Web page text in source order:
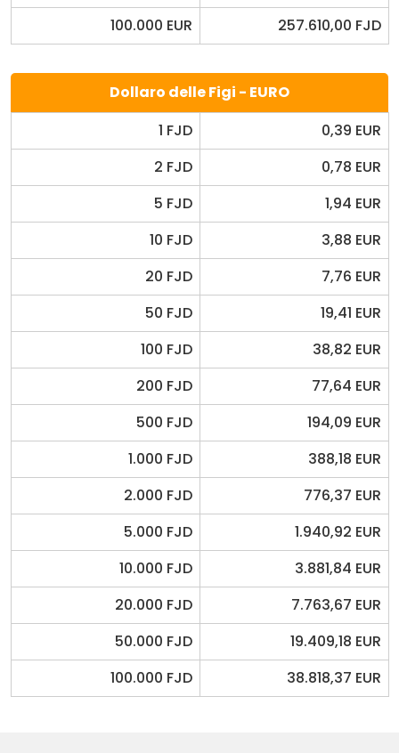
100.000 EUR
257.610,00 FJD
Dollaro delle Figi - EURO
1 FJD
0,39 EUR
2 FJD
0,78 EUR
5 FJD
1,94 EUR
10 FJD
3,88 EUR
20 FJD
7,76 EUR
50 FJD
19,41 EUR
100 FJD
38,82 EUR
200 FJD
77,64 EUR
500 FJD
194,09 EUR
1.000 FJD
388,18 EUR
2.000 FJD
776,37 EUR
5.000 FJD
1.940,92 EUR
10.000 FJD
3.881,84 EUR
20.000 FJD
7.763,67 EUR
50.000 FJD
19.409,18 EUR
100.000 FJD
38.818,37 EUR